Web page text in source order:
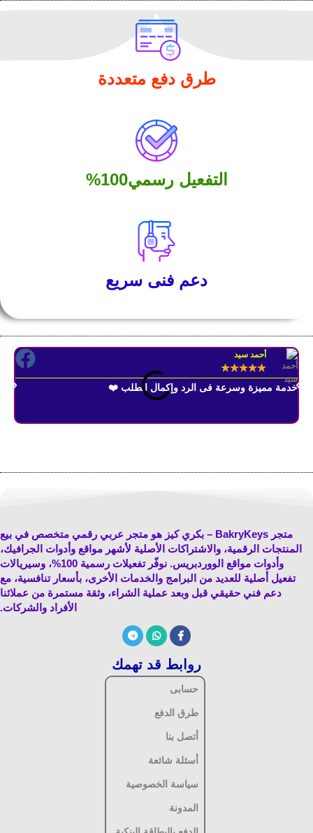
طرق دفع متعددة
التفعيل رسمي100%
دعم فنى سريع
أحمد سيد
★
★
★
★
★
خدمة مميزة وسرعة فى الرد وإكمال الطلب ❤️
متجر BakryKeys – بكري كيز هو متجر عربي رقمي متخصص في بيع
المنتجات الرقمية، والاشتراكات الأصلية لأشهر مواقع وأدوات الجرافيك،
وأدوات مواقع الووردبريس. نوفّر تفعيلات رسمية 100%، وسيريالات
تفعيل أصلية للعديد من البرامج والخدمات الأخرى، بأسعار تنافسية، مع
دعم فني حقيقي قبل وبعد عملية الشراء، وثقة مستمرة من عملائنا
الأفراد والشركات.
روابط قد تهمك
حسابى
طرق الدفع
أتصل بنا
أسئلة شائعة
سياسة الخصوصية
المدونة